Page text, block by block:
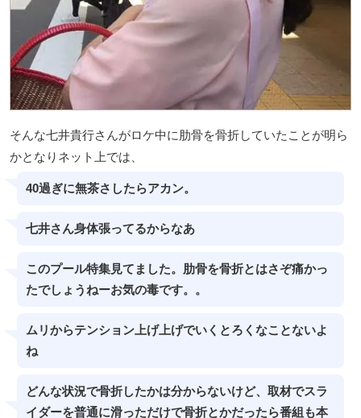
そんな七井貴行さんがロケ中に肋骨を骨折していたことが明ら
かとなりネット上では、
40過ぎに無茶さしたらアカン。
七井さん身体張ってるからなあ
このプール特集見てました。肋骨を骨折とはさぞ痛かっ
たでしょうねーお気の毒です。。
ムリからテンション上げ上げでいくとろくなことないよ
ね
どんな状況で骨折したかは分からないけど、取材でスラ
イダーを普通に滑っただけで骨折とかだったら番組も本